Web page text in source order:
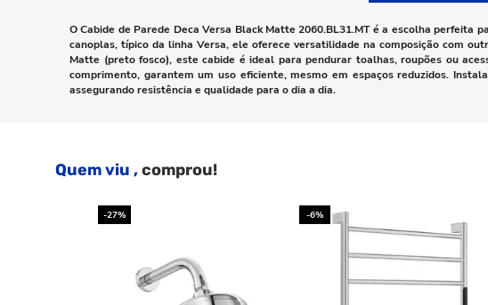
O Cabide de Parede Deca Versa Black Matte 2060.BL31.MT é a escolha
canoplas, típico da linha Versa, ele oferece versatilidade na composição com
Matte (preto fosco), este cabide é ideal para pendurar toalhas, roupões ou
comprimento, garantem um uso eficiente, mesmo em espaços reduzidos.
assegurando resistência e qualidade para o dia a dia.
Quem viu ,comprou!
-27% -6%